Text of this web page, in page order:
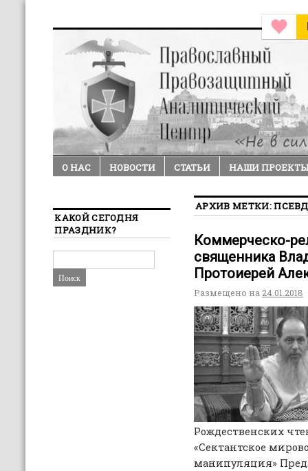
О НАС НОВОСТИ СТАТЬИ НАШИ
АРХИВ МЕТКИ:
Коммерческо-
священника
Протоиерей
Размещено на 24.01.2018
Рождественских
«Сектантское
манипуляция»
КАКОЙ СЕГОДНЯ
ПРАЗДНИК?